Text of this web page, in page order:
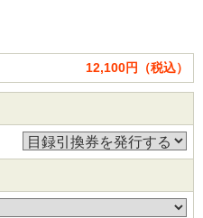
12,100円（税込）